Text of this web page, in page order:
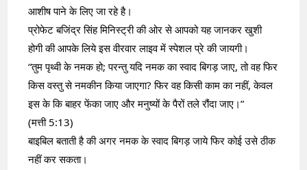
आशीष पाने के लिए जा रहे है।
प्रोफेट बजिंद्र सिंह मिनिस्ट्री की ओर से आपको यह जानकर खुशी
होगी की आपके लिये इस वीरवार लाइव में स्पेशल प्रे की जायगी।
“तुम पृथ्वी के नमक हो; परन्तु यदि नमक का स्वाद बिगड़ जाए, तो वह फिर
किस वस्तु से नमकीन किया जाएगा? फिर वह किसी काम का नहीं, केवल
इस के कि बाहर फेंका जाए और मनुष्यों के पैरों तले रौंदा जाए।”
(मत्ती 5:13)
बाइबिल बताती है की अगर नमक के स्वाद बिगड़ जाये फिर कोई उसे ठीक
नहीं कर सकता।